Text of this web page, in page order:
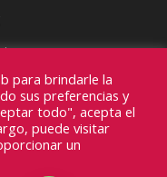
Creativos
para brindarle la
sus preferencias y
todo", acepta el
puede visitar
un